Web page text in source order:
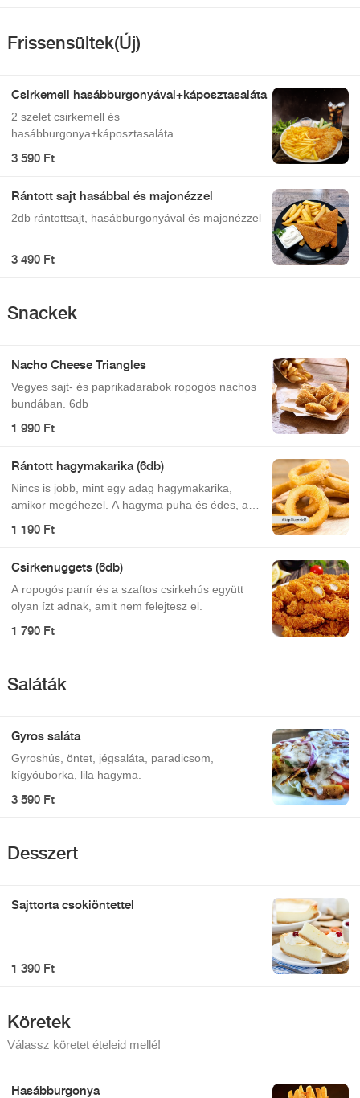
Frissensültek(Új)
Csirkemell hasábburgonyával+káposztasaláta
2 szelet csirkemell és
hasábburgonya+káposztasaláta
3 590 Ft
Rántott sajt hasábbal és majonézzel
2db rántottsajt, hasábburgonyával és majonézzel
3 490 Ft
Snackek
Nacho Cheese Triangles
Vegyes sajt- és paprikadarabok ropogós nachos
bundában. 6db
1 990 Ft
Rántott hagymakarika (6db)
Nincs is jobb, mint egy adag hagymakarika,
amikor megéhezel. A hagyma puha és édes, a
1 190 Ft
Csirkenuggets (6db)
A ropogós panír és a szaftos csirkehús együtt
olyan ízt adnak, amit nem felejtesz el.
1 790 Ft
Saláták
Gyros saláta
Gyroshús, öntet, jégsaláta, paradicsom,
kígyóuborka, lila hagyma.
3 590 Ft
Desszert
Sajttorta csokiöntettel
1 390 Ft
Köretek
Válassz köretet ételeid mellé!
Hasábburgonya